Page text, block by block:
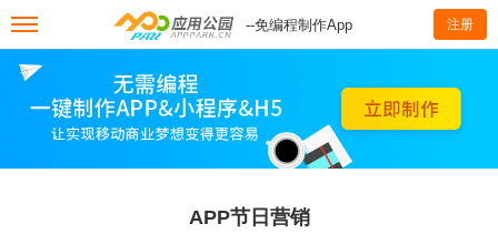
--免编程制作App 注册
APP节日营销